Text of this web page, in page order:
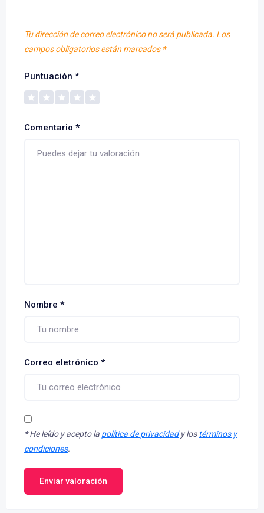
Tu dirección de correo electrónico no será publicada. Los
campos obligatorios están marcados *
Puntuación *
Comentario *
Nombre *
Correo eletrónico *
*He leído y acepto la política de privacidady lostérminos y
condiciones.
Enviar valoración